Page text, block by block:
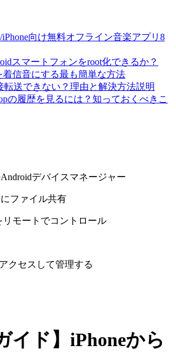
iPhone向け無料オフライン音楽アプリ8
スマートフォンをroot化できるか？
着信音にする最も簡単な方法
転送できない？理由と解決方法説明
の履歴を見るには？知っておくべきこ
デバイスマネージャー
ファイル共有
リモートでコントロール
クセスして管理する
イド】iPhoneから